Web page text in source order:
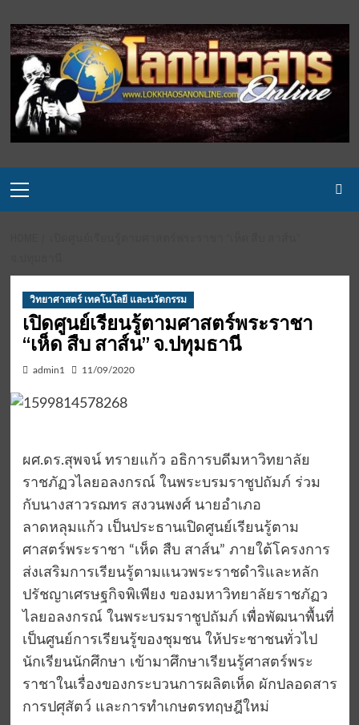
to
content
Menu
วิทยาศาสตร์ เทคโนโลยี และนวัตกรรม
เปิดศูนย์เรียนรู้ตามศาสตร์พระราชา
“เห็ด สืบ สาส์น” จ.ปทุมธานี
admin1 11/09/2020
ผศ.ดร.สุพจน์ ทรายแก้ว อธิการบดีมหาวิทยาลัย
ราชภัฏวไลยอลงกรณ์ ในพระบรมราชูปถัมภ์ ร่วม
กับนางสาวรฌทร สงวนพงศ์ นายอำเภอ
ลาดหลุมแก้ว เป็นประธานเปิดศูนย์เรียนรู้ตาม
ศาสตร์พระราชา “เห็ด สืบ สาส์น” ภายใต้โครงการ
ส่งเสริมการเรียนรู้ตามแนวพระราชดำริและหลัก
ปรัชญาเศรษฐกิจพิเพียง ของมหาวิทยาลัยราชภัฏว
ไลยอลงกรณ์ ในพระบรมราชูปถัมภ์ เพื่อพัฒนาพื้นที่
เป็นศูนย์การเรียนรู้ของชุมชน ให้ประชาชนทั่วไป
นักเรียนนักศึกษา เข้ามาศึกษาเรียนรู้ศาสตร์พระ
ราชาในเรื่องของกระบวนการผลิตเห็ด ผักปลอดสาร
การปศุสัตว์ และการทำเกษตรทฤษฎีใหม่